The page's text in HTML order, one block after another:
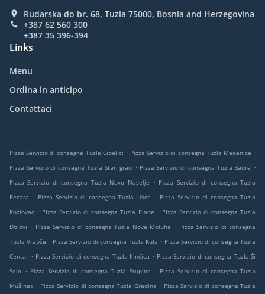
Rudarska do br. 68, Tuzla 75000, Bosnia and Herzegovina
+387 62 560 300
+387 35 396-394
Links
Menu
Ordina in anticipo
Contattaci
Pizza Servizio di consegna Tuzla Cipelići . Pizza Servizio di consegna Tuzla Medenice .
Pizza Servizio di consegna Tuzla Stari grad . Pizza Servizio di consegna Tuzla Badre .
Pizza Servizio di consegna Tuzla Novo Naselje
. Pizza Servizio di consegna Tuzla
Pecara
. Pizza Servizio di consegna Tuzla Ušće . Pizza Servizio di consegna Tuzla
Kozlovac . Pizza Servizio di consegna Tuzla Plane . Pizza Servizio di consegna Tuzla
Dolovi . Pizza Servizio di consegna Tuzla Nove Moluhe . Pizza Servizio di consegna
Tuzla Vrapče . Pizza Servizio di consegna Tuzla Kula . Pizza Servizio di consegna Tuzla
Centar . Pizza Servizio di consegna Tuzla Ilinčica . Pizza Servizio di consegna Tuzla Ši
Selo . Pizza Servizio di consegna Tuzla Stupine . Pizza Servizio di consegna Tuzla
Mušinac . Pizza Servizio di consegna Tuzla Gradina . Pizza Servizio di consegna Tuzla